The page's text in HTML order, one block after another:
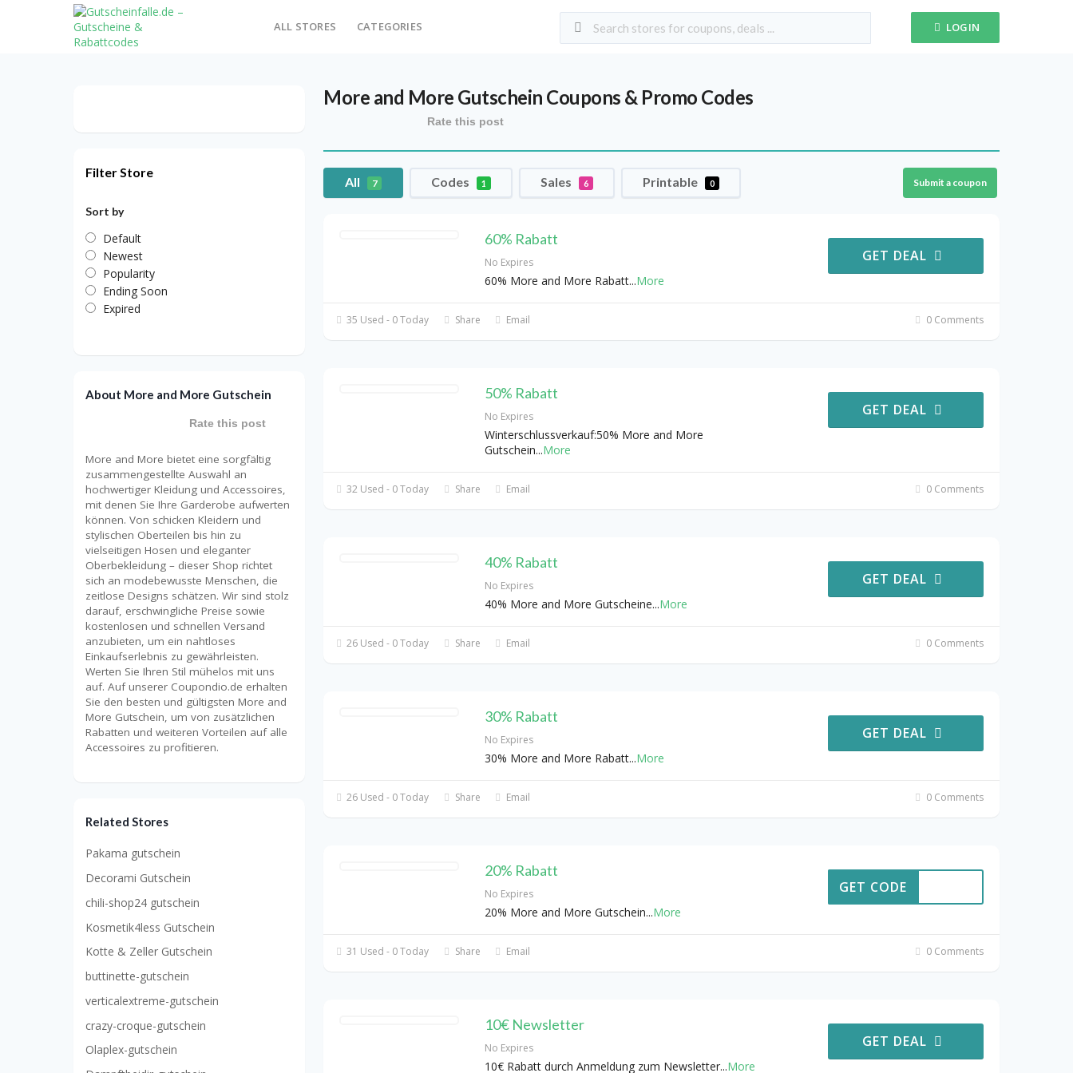
ALL STORES CATEGORIES LOGIN
More and More Gutschein Coupons & Promo Codes
Rate this post
All 7 Codes 1 Sales 6 Printable 0 Submit a coupon
60% Rabatt
No Expires
60% More and More Rabatt...More
GET DEAL
35 Used - 0 Today Share Email 0 Comments
50% Rabatt
No Expires
Winterschlussverkauf:50% More and More
Gutschein...More
GET DEAL
32 Used - 0 Today Share Email 0 Comments
40% Rabatt
No Expires
40% More and More Gutscheine...More
GET DEAL
26 Used - 0 Today Share Email 0 Comments
30% Rabatt
No Expires
30% More and More Rabatt...More
GET DEAL
26 Used - 0 Today Share Email 0 Comments
20% Rabatt
No Expires
20% More and More Gutschein...More
GET CODE
31 Used - 0 Today Share Email 0 Comments
10€ Newsletter
No Expires
10€ Rabatt durch Anmeldung zum Newsletter...More
GET DEAL
Filter Store
Sort by
Default
Newest
Popularity
Ending Soon
Expired
About More and More Gutschein
Rate this post
More and More bietet eine sorgfältig
zusammengestellte Auswahl an
hochwertiger Kleidung und Accessoires,
mit denen Sie Ihre Garderobe aufwerten
können. Von schicken Kleidern und
stylischen Oberteilen bis hin zu
vielseitigen Hosen und eleganter
Oberbekleidung – dieser Shop richtet
sich an modebewusste Menschen, die
zeitlose Designs schätzen. Wir sind stolz
darauf, erschwingliche Preise sowie
kostenlosen und schnellen Versand
anzubieten, um ein nahtloses
Einkaufserlebnis zu gewährleisten.
Werten Sie Ihren Stil mühelos mit uns
auf. Auf unserer Coupondio.de erhalten
Sie den besten und gültigsten More and
More Gutschein, um von zusätzlichen
Rabatten und weiteren Vorteilen auf alle
Accessoires zu profitieren.
Related Stores
Pakama gutschein
Decorami Gutschein
chili-shop24 gutschein
Kosmetik4less Gutschein
Kotte & Zeller Gutschein
buttinette-gutschein
verticalextreme-gutschein
crazy-croque-gutschein
Olaplex-gutschein